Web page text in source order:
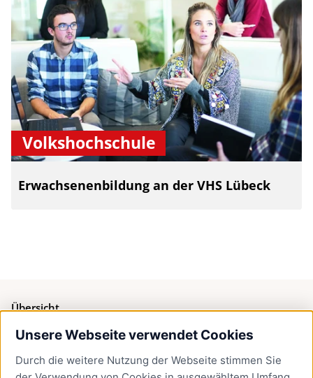
Unsere Webseite verwendet Cookies
Durch die weitere Nutzung der Webseite stimmen Sie
Volkshochschule
Erwachsenenbildung an der VHS Lübeck
Übersicht
Bürgerservice
Presse